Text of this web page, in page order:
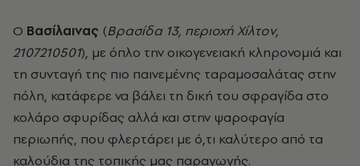
Ο Βασίλαινας (Βρασίδα 13, περιοχή Χίλτον,
2107210501), με όπλο την οικογενειακή κληρονομιά και
τη συνταγή της πιο παινεμένης ταραμοσαλάτας στην
πόλη, κατάφερε να βάλει τη δική του σφραγίδα στο
κολάρο σφυρίδας αλλά και στην ψαροφαγία
περιωπής, που φλερτάρει με ό,τι καλύτερο από τα
καλούδια της τοπικής μας παραγωγής.